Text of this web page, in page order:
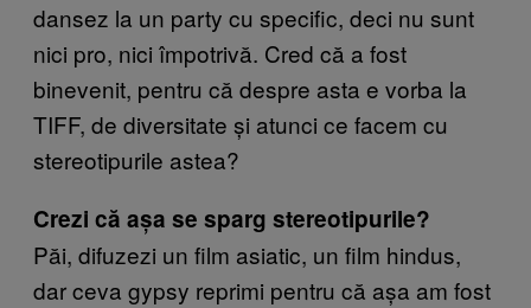
dansez la un party cu specific, deci nu sunt
nici pro, nici împotrivă. Cred că a fost
binevenit, pentru că despre asta e vorba la
TIFF, de diversitate și atunci ce facem cu
stereotipurile astea?
Crezi că așa se sparg stereotipurile?
Păi, difuzezi un film asiatic, un film hindus,
dar ceva gypsy reprimi pentru că așa am fost